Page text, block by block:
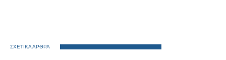
ΣΧΕΤΙΚΑ ΑΡΘΡΑ